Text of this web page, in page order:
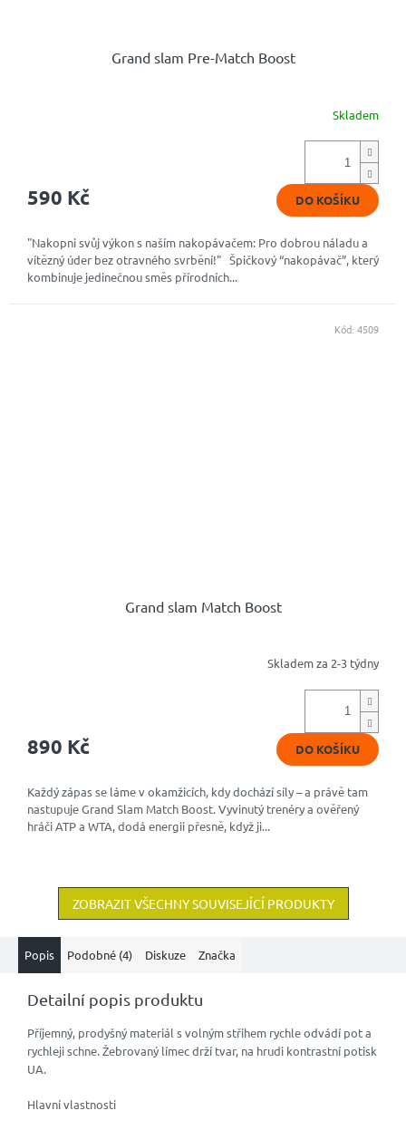
Grand slam Pre-Match Boost
z
hvězdiček.
Skladem
590 Kč DO KOŠÍKU
"Nakopni svůj výkon s naším nakopávačem: Pro dobrou náladu a
vítězný úder bez otravného svrbění!" Špičkový “nakopávač”, který
kombinuje jedinečnou směs přírodních...
Grand slam Match Boost
z
hvězdiček.
Skladem za 2-3 týdny
890 Kč DO KOŠÍKU
Každý zápas se láme v okamžicích, kdy dochází síly – a právě tam
nastupuje Grand Slam Match Boost. Vyvinutý trenéry a ověřený
hráči ATP a WTA, dodá energii přesně, když ji...
Kód: 4509
ZOBRAZIT VŠECHNY SOUVISEJÍCÍ PRODUKTY
Popis Podobné (4) Diskuze Značka
Detailní popis produktu
Příjemný, prodyšný materiál s volným střihem rychle odvádí pot a
rychleji schne. Žebrovaný límec drží tvar, na hrudi kontrastní potisk
UA.
Hlavní vlastnosti